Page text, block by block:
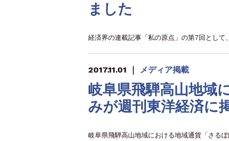
ました
経済界の連載記事「私の原点」の第7回として
2017.11.01 ｜ メディア掲載
岐阜県飛騨高山地域
みが週刊東洋経済に
岐阜県飛騨高山地域における地域通貨「さる